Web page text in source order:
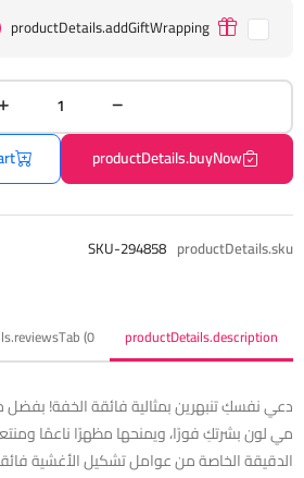
productDetails.addGiftWrapping
productDetails.buyNow
productDetails.sku
SKU-294858
productDetails.description
(0)
دعي نفسكِ تنبهرين بمثالية فائقة الخفة! بفضل
مي لون بشرتكِ فورًا، ويمنحها مظهرًا ناعمًا
الدقيقة الخاصة من عوامل تشكيل الأغشية